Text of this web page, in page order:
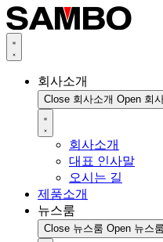
회사소개
Close 회사소개 Open 회
회사소개
대표 인사말
오시는 길
제품소개
뉴스룸
Close 뉴스룸 Open 뉴스룸